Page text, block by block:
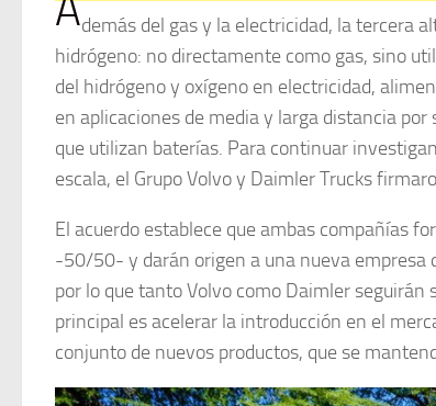
Además del gas y la electricidad, la tercera
hidrógeno: no directamente como gas, sino
del hidrógeno y oxígeno en electricidad,
en aplicaciones de media y larga distancia
que utilizan baterías. Para continuar
escala, el Grupo Volvo y Daimler Trucks
El acuerdo establece que ambas compañías
-50/50- y darán origen a una nueva empresa
por lo que tanto Volvo como Daimler
principal es acelerar la introducción en el
conjunto de nuevos productos, que se